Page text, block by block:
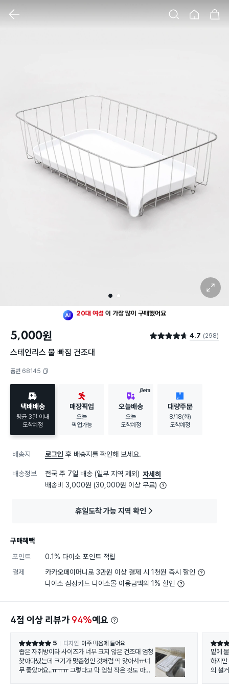
1 2
확대 보기
최근 한달155명이구매했어요
구매했어요
5,000원 별점 4.7점 4.7 (298)
스테인리스 물 빠짐 건조대
품번 68145
택배배송
평균 3일 이내
도착예정
매장픽업
오늘
픽업가능
BETA
오늘배송
오늘
도착예정
대량주문
8/18(화)
도착예정
배송지 로그인 후 배송지를 확인해 보세요.
배송정보 전국 주 7일 배송 (일부 지역 제외) 자세히
배송비 3,000원 (30,000원 이상 무료)
휴일도착 가능 지역 확인
구매혜택
포인트
0.1% 다이소 포인트 적립
결제
카카오페이머니로 3만원 이상 결제 시 1천원 즉시 할인
다이소 삼성카드 다이소몰 이용금액의 1% 할인
4점 이상 리뷰가 94%예요
별점 5점 5 디자인 아주 마음에 들어요
좁은 자취방이라 사이즈가 너무 크지 않은 건조대 엄청
찾아다녔는데 크기가 맞춤형인 것처럼 딱 맞아서ㅠ너
무 좋았어요..ㅠㅠㅠ 그렇다고 막 엄청 작은 것도 아니
별점 5
밑에
하지만
의 설